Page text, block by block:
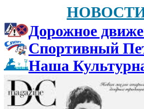
Дорожное
Спортивный
Наша